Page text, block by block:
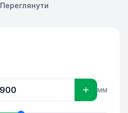
Переглянути
мм